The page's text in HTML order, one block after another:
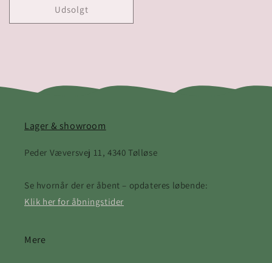
Udsolgt
Lager & showroom
Peder Væversvej 11, 4340 Tølløse
Se hvornår der er åbent – opdateres løbende:
Klik her for åbningstider
Mere